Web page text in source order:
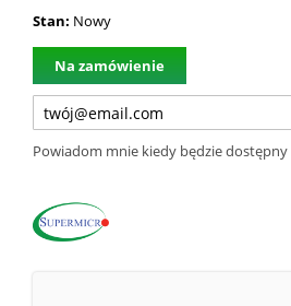
Stan: Nowy
Na zamówienie
Powiadom mnie kiedy będzie dostępny